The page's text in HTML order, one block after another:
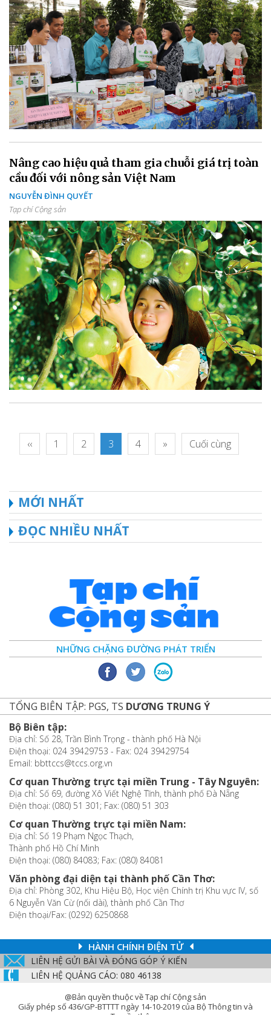
Nâng cao hiệu quả tham gia chuỗi giá trị toàn
cầu đối với nông sản Việt Nam
NGUYỄN ĐÌNH QUYẾT
Tạp chí Cộng sản
‹‹ 1 2 3 4 » Cuối cùng
MỚI NHẤT
ĐỌC NHIỀU NHẤT
NHỮNG CHẶNG ĐƯỜNG PHÁT TRIỂN
TỔNG BIÊN TẬP: PGS, TS DƯƠNG TRUNG Ý
Bộ Biên tập:
Địa chỉ: Số 28, Trần Bình Trọng - thành phố Hà Nội
Điện thoại: 024 39429753 - Fax: 024 39429754
Email: bbttccs@tccs.org.vn
Cơ quan Thường trực tại miền Trung - Tây Nguyên:
Địa chỉ: Số 69, đường Xô Viết Nghệ Tĩnh, thành phố Đà Nẵng
Điện thoại: (080) 51 301; Fax: (080) 51 303
Cơ quan Thường trực tại miền Nam:
Địa chỉ: Số 19 Phạm Ngọc Thạch,
Thành phố Hồ Chí Minh
Điện thoại: (080) 84083; Fax: (080) 84081
Văn phòng đại diện tại thành phố Cần Thơ:
Địa chỉ: Phòng 302, Khu Hiệu Bộ, Học viện Chính trị Khu vực IV, số
6 Nguyễn Văn Cừ (nối dài), thành phố Cần Thơ
Điện thoại/Fax: (0292) 6250868
HÀNH CHÍNH ĐIỆN TỬ
LIÊN HỆ GỬI BÀI VÀ ĐÓNG GÓP Ý KIẾN
LIÊN HỆ QUẢNG CÁO: 080 46138
@Bản quyền thuộc về Tạp chí Cộng sản
Giấy phép số 436/GP-BTTTT ngày 14-10-2019 của Bộ Thông tin và